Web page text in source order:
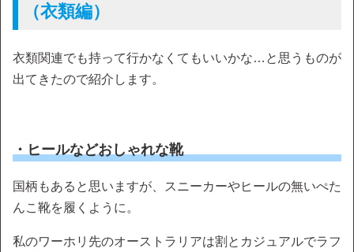
（衣類編）
衣類関連でも持って行かなくてもいいかな…と思うものが
出てきたので紹介します。
・ヒールなどおしゃれな靴
国柄もあると思いますが、スニーカーやヒールの無いぺた
んこ靴を履くように。
私のワーホリ先のオーストラリアは割とカジュアルでラフ